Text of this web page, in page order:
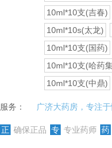
10ml*10支(吉春)
10ml*10s(太龙)
10ml*10支(国药)
10ml*10支(哈药
10ml*10支(中鼎)
服务： 广济大药房，专注
正 确保正品 专 专业药师 药